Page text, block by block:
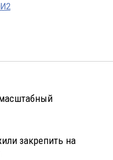
закрепить на